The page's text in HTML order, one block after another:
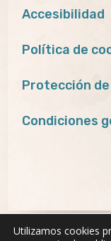
Accesibilidad
Política de
Protección
Condiciones
Utilizamos cookies